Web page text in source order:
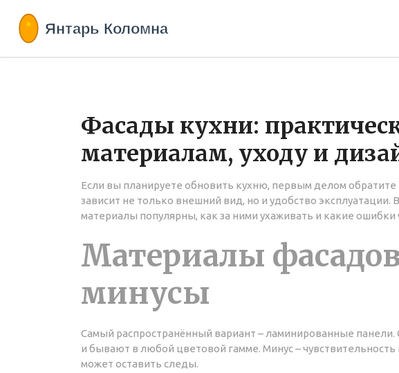
Фасады кухни:
материалам, уходу и
Если вы планируете обновить кухню, первым делом
зависит не только внешний вид, но и удобство эксплуатации.
материалы популярны, как за ними ухаживать и какие ошибки
Материалы
минусы
Самый распространённый вариант – ламинированные
и бывают в любой цветовой гамме. Минус – чувствительность
может оставить следы.